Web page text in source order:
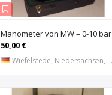
Manometer von MW – 0-10 bar
50,00 €
Wiefelstede, Niedersachsen, DE